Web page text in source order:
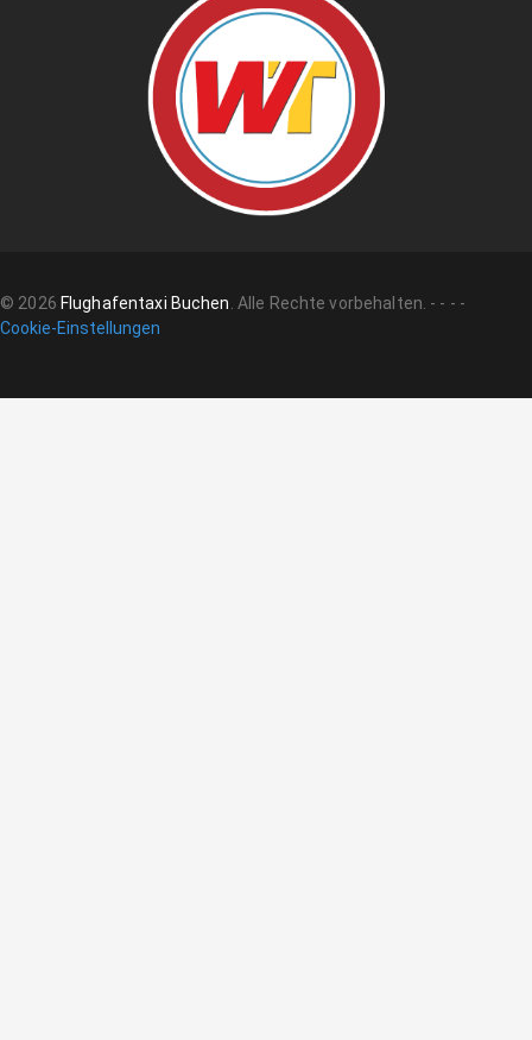
© 2026 Flughafentaxi Buchen. Alle Rechte vorbehalten. - - - -
Cookie-Einstellungen